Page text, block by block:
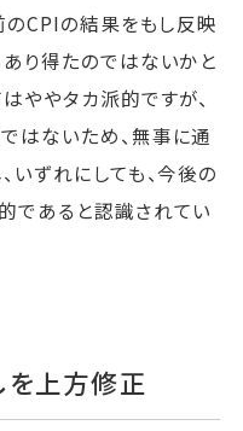
のCPIの結果をもし反映
り得たのではないかと
ややタカ派的ですが、
はないため、無事に通
いずれにしても、今後の
であると認識されてい
を上方修正